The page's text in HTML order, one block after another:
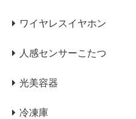
ワイヤレスイヤホン
人感センサーこたつ
光美容器
冷凍庫